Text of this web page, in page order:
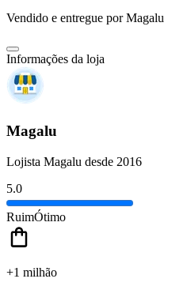
Vendido e entregue por Magalu
Informações da loja
Magalu
Lojista Magalu desde 2016
5.0
RuimÓtimo
+1 milhão